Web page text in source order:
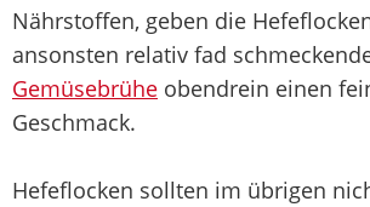
Nährstoffen, geben die
ansonsten relativ fad
Gemüsebrühe obendrein einen
Geschmack.
Hefeflocken sollten im übrigen